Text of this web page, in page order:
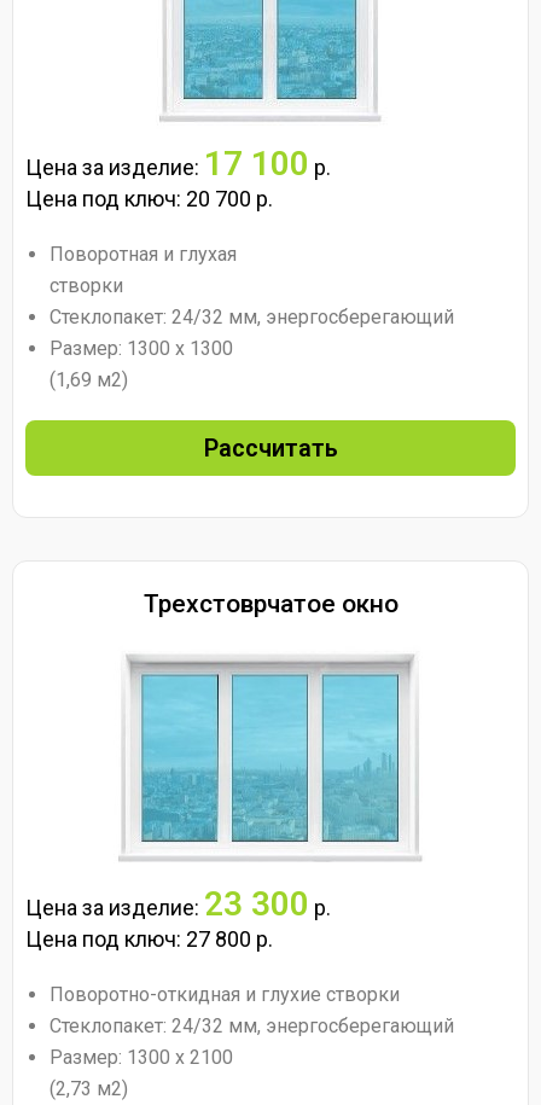
Цена за изделие: 17 100 р.
Цена под ключ: 20 700 р.
Поворотная и глухая
створки
Стеклопакет: 24/32 мм, энергосберегающий
Размер: 1300 х 1300
(1,69 м2)
Рассчитать
Трехстоврчатое окно
Цена за изделие: 23 300 р.
Цена под ключ: 27 800 р.
Поворотно-откидная и глухие створки
Стеклопакет: 24/32 мм, энергосберегающий
Размер: 1300 х 2100
(2,73 м2)